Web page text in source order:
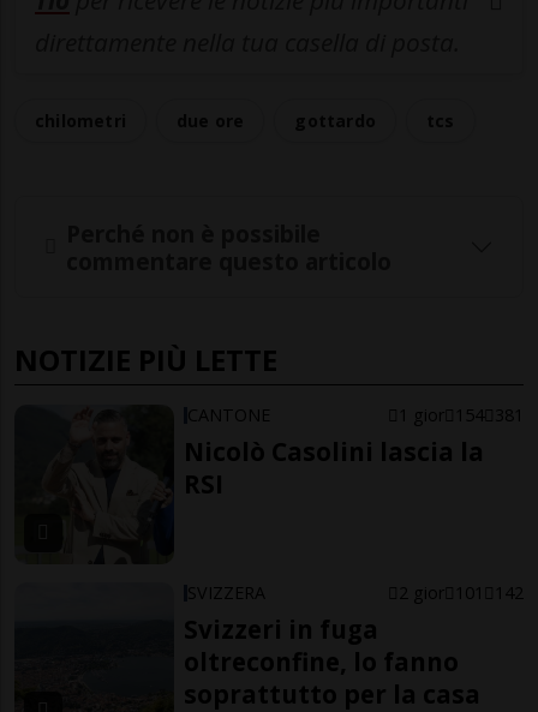
NOTIZIE PIÙ LETTE
CANTONE 1 gior 154 381
Nicolò Casolini lascia la
RSI
SVIZZERA 2 gior 101 142
Svizzeri in fuga
oltreconfine, lo fanno
soprattutto per la casa